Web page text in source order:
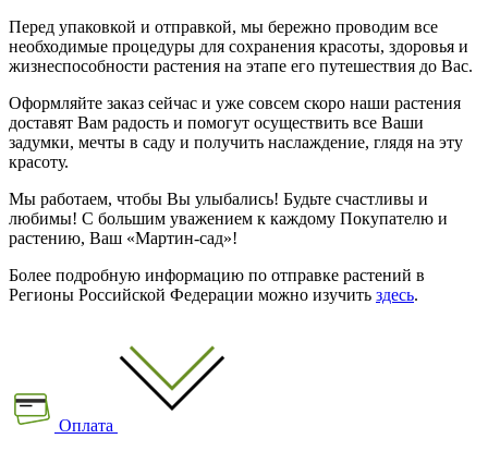
Перед упаковкой и отправкой, мы бережно проводим все
необходимые процедуры для сохранения красоты, здоровья и
жизнеспособности растения на этапе его путешествия до Вас.
Оформляйте заказ сейчас и уже совсем скоро наши растения
доставят Вам радость и помогут осуществить все Ваши
задумки, мечты в саду и получить наслаждение, глядя на эту
красоту.
Мы работаем, чтобы Вы улыбались! Будьте счастливы и
любимы! С большим уважением к каждому Покупателю и
растению, Ваш «Мартин-сад»!
Более подробную информацию по отправке растений в
Регионы Российской Федерации можно изучить здесь.
Оплата